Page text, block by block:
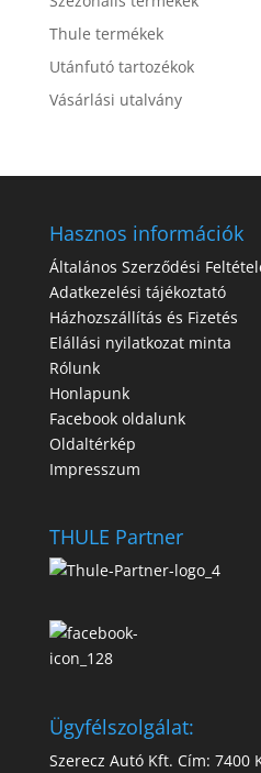
Thule termékek
Utánfutó tartozékok
Vásárlási utalvány
Hasznos információk
Általános Szerződési
Adatkezelési tájékoztató
Házhozszállítás és Fizetés
Elállási nyilatkozat minta
Rólunk
Honlapunk
Facebook oldalunk
Oldaltérkép
Impresszum
THULE Partner
Ügyfélszolgálat:
Szerecz Autó Kft. Cím: 7400